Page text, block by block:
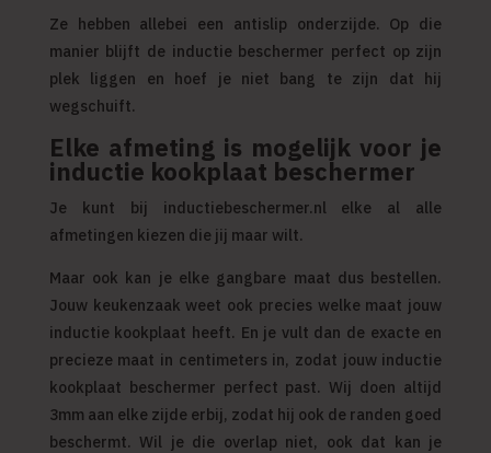
Ze hebben allebei een antislip onderzijde. Op die
manier blijft de inductie beschermer perfect op zijn
plek liggen en hoef je niet bang te zijn dat hij
wegschuift.
Elke afmeting is mogelijk voor je
inductie kookplaat beschermer
Je kunt bij inductiebeschermer.nlelke al alle
afmetingen kiezen die jij maar wilt.
Maar ook kan je elke gangbare maat dus bestellen.
Jouw keukenzaak weet ook precies welke maat jouw
inductie kookplaat heeft. En je vult dan de exacte en
precieze maat in centimeters in, zodat jouw inductie
kookplaat beschermer perfect past. Wij doen altijd
3mm aan elke zijde erbij, zodat hij ook de randen goed
beschermt. Wil je die overlap niet, ook dat kan je